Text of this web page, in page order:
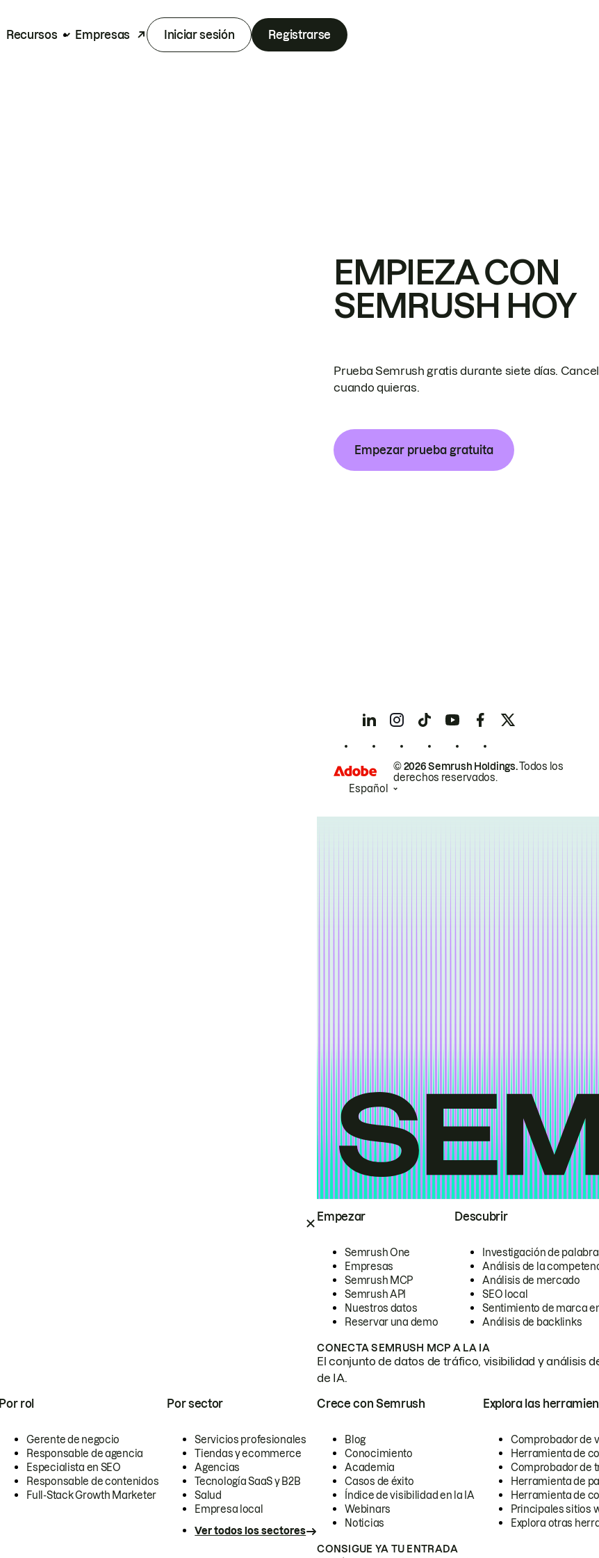
Recursos Empresas Iniciar sesión Registrarse
Empezar
Semrush One
Empresas
Semrush MCP
Semrush API
Nuestros datos
Reservar una demo
Descubrir
Investigación de
Análisis de la
Análisis de mercado
SEO local
Sentimiento de marca
Análisis de backlinks
CONECTA SEMRUSH MCP A LA IA
El conjunto de datos de tráfico, visibilidad y análisis
de IA.
Por rol
Gerente de negocio
Responsable de agencia
Especialista en SEO
Responsable de contenidos
Full-Stack Growth Marketer
Por sector
Servicios profesionales
Tiendas y ecommerce
Agencias
Tecnología SaaS y B2B
Salud
Empresa local
Ver todos los sectores
Crece con Semrush
Blog
Conocimiento
Academia
Casos de éxito
Índice de visibilidad en la IA
Webinars
Noticias
Explora las
Comprobador de
Herramienta de
Comprobador de
Herramienta de
Herramienta de
Principales sitios
Explora otras
CONSIGUE YA TU ENTRADA
EMPIEZA CON
SEMRUSH HOY
Prueba Semrush gratis durante siete días.
cuando quieras.
Empezar prueba gratuita
© 2026 Semrush Holdings.Todos los
derechos reservados.
Español